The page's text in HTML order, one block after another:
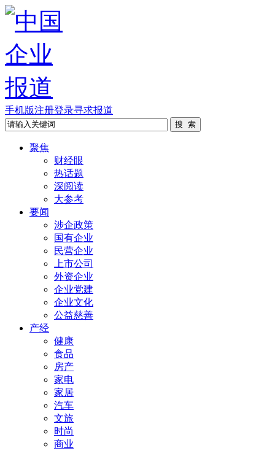
手机版注册登录寻求报道
聚焦
财经眼
热话题
深阅读
大参考
要闻
涉企政策
国有企业
民营企业
上市公司
外资企业
企业党建
企业文化
公益慈善
产经
健康
食品
房产
家电
家居
汽车
文旅
时尚
商业